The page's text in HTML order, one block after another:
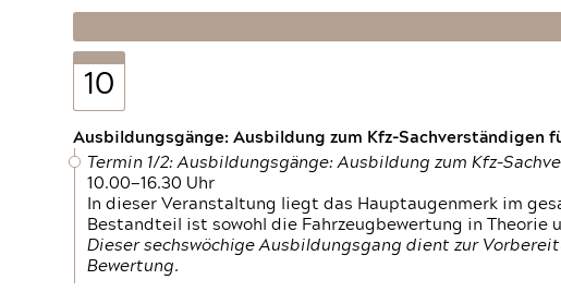
10
Ausbildungsgänge: Ausbildung zum Kfz-Sachverständigen
Termin 1/2: Ausbildungsgänge: Ausbildung zum Kfz-
10.00—16.30 Uhr
In dieser Veranstaltung liegt das Hauptaugenmerk im
Bestandteil ist sowohl die Fahrzeugbewertung in Theorie
Dieser sechswöchige Ausbildungsgang dient zur
Bewertung.